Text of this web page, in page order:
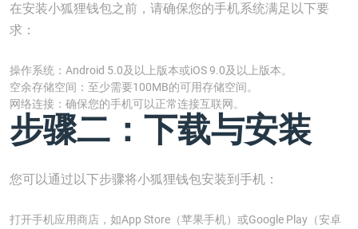
在安装小狐狸钱包之前，请确保您的手机系统满足以下要
求：
操作系统：Android 5.0及以上版本或iOS 9.0及以上版本。
空余存储空间：至少需要100MB的可用存储空间。
网络连接：确保您的手机可以正常连接互联网。
步骤二：下载与安装
您可以通过以下步骤将小狐狸钱包安装到手机：
打开手机应用商店，如App Store（苹果手机）或Google Play（安卓